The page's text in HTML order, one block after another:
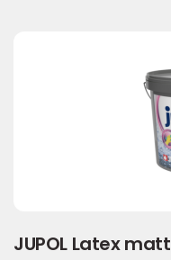
JUPOL Latex matt